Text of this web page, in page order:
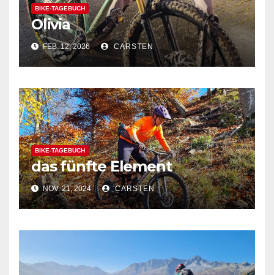
BIKE-TAGEBUCH
Olivia
FEB. 12, 2026 CARSTEN
BIKE-TAGEBUCH
das fünfte Element
NOV. 21, 2024 CARSTEN